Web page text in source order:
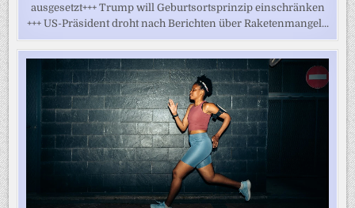
ausgesetzt+++ Trump will Geburtsortsprinzip einschränken
+++ US-Präsident droht nach Berichten über Raketenmangel...